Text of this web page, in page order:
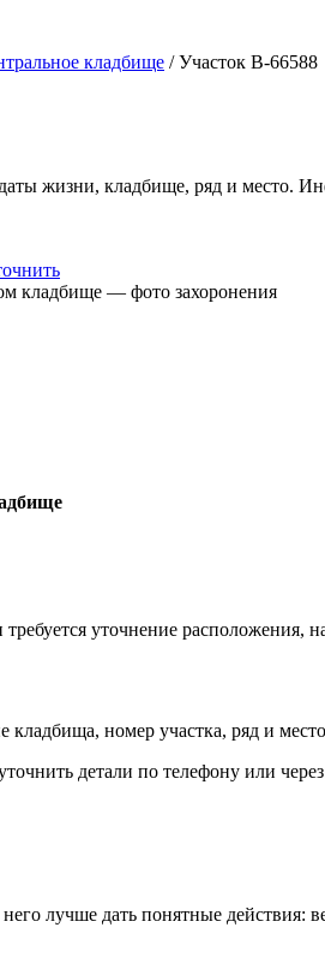
кладбище / Участок В-66588
жизни, кладбище, ряд и место.
уточнение
кладбища, номер участка, ряд и
детали по телефону или через
лучше дать понятные действия: